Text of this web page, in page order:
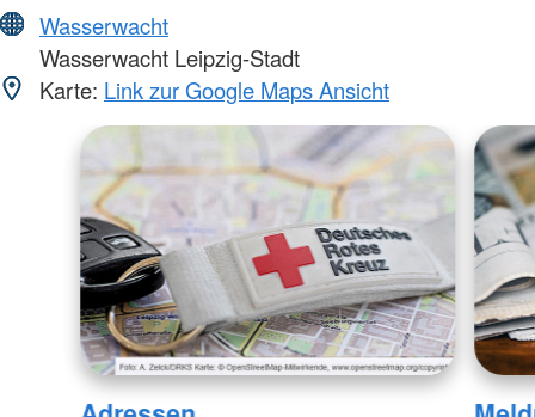
Wasserwacht
Wasserwacht Leipzig-Stadt
Karte: Link zur Google Maps Ansicht